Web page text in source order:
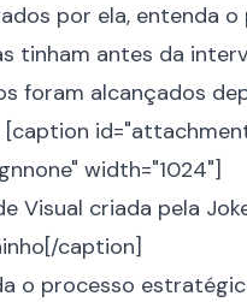
por ela, entenda
tinham antes da
foram alcançados
[caption
width="1024"]
Visual criada pela
caption]
o processo